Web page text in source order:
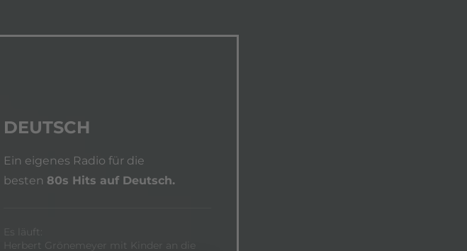
DEUTSCH
Ein eigenes Radio für die
besten 80s Hits auf Deutsch.
Es läuft:
Herbert Grönemeyer mit Kinder an die